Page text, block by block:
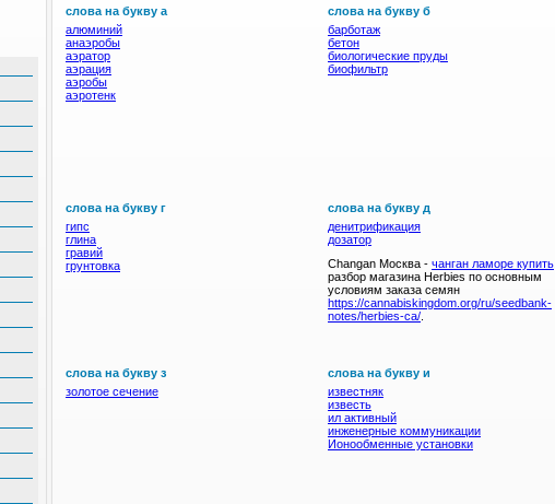
слова на букву а
алюминий
анаэробы
аэратор
аэрация
аэробы
аэротенк
слова на букву б
барботаж
бетон
биологические пруды
биофильтр
слова на букву г
гипс
глина
гравий
грунтовка
слова на букву д
денитрификация
дозатор
Changan Москва - чанган ламоре купить
разбор магазина Herbies по основным
условиям заказа семян
https://cannabiskingdom.org/ru/seedbank-
notes/herbies-ca/
слова на букву з
золотое сечение
слова на букву и
известняк
известь
ил активный
инженерные коммуникации
Ионообменные установки